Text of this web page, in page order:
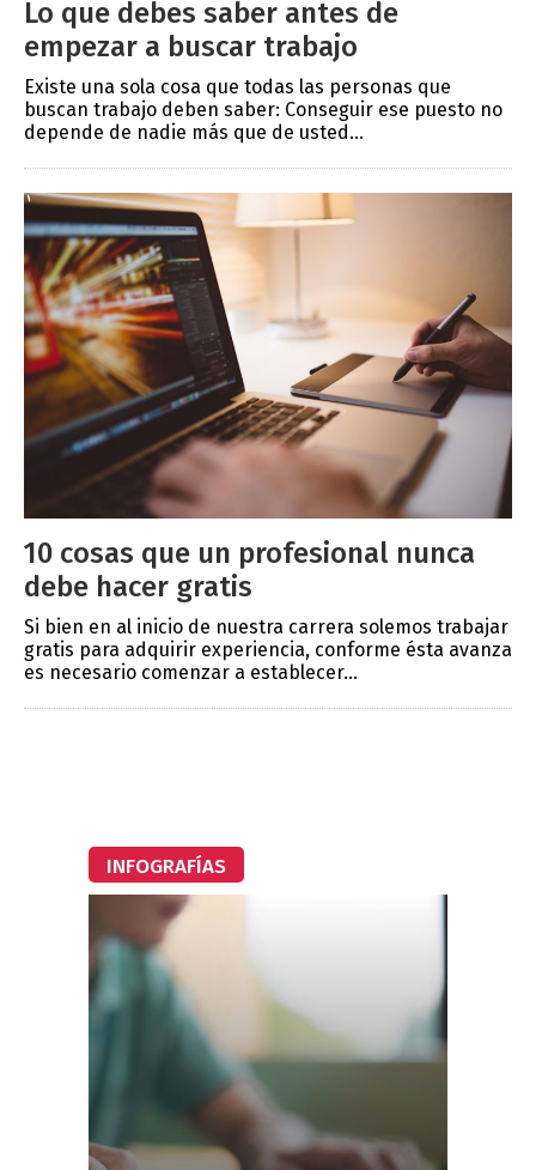
Lo que debes saber antes de
empezar a buscar trabajo
Existe una sola cosa que todas las personas que
buscan trabajo deben saber: Conseguir ese puesto no
depende de nadie más que de usted...
10 cosas que un profesional nunca
debe hacer gratis
Si bien en al inicio de nuestra carrera solemos trabajar
gratis para adquirir experiencia, conforme ésta avanza
es necesario comenzar a establecer...
INFOGRAFÍAS